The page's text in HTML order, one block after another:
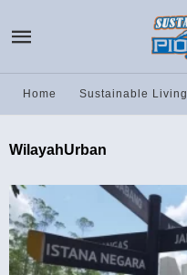
Home Sustainable Living
WilayahUrban